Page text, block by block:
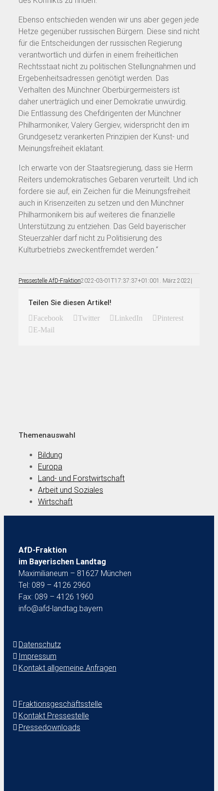
Ebenso entschieden wenden wir uns aber gegen jede
Hetze gegenüber russischen Bürgern. Diese sind nicht
für die Entscheidungen der russischen Regierung
verantwortlich und dürfen in einem freiheitlichen
Rechtsstaat nicht zu politischen Stellungnahmen und
Ergebenheitsadressen genötigt werden. Das
Verhalten des Münchner Oberbürgermeisters ist
daher unerträglich und einer Demokratie unwürdig.
Die Entlassung des Chefdirigenten der Münchner
Philharmoniker, Valery Gergiev, widerspricht den im
Grundgesetz verankerten Prinzipien der Kunst- und
Meinungsfreiheit eklatant.
Ich erwarte von der Staatsregierung, dass sie Herrn
Reiters undemokratisches Gebaren verurteilt. Und ich
fordere sie auf, ein Zeichen für die Meinungsfreiheit
auch in Krisenzeiten zu setzen und den Münchner
Philharmonikern bis auf weiteres die finanzielle
Unterstützung zu entziehen. Das Geld bayerischer
Steuerzahler darf nicht zu Politisierung des
Kulturbetriebs zweckentfremdet werden.“
Pressestelle AfD-Fraktion2022-03-01T17:37:37+01:001. März 2022 |
Teilen Sie diesen Artikel!
Facebook Twitter LinkedIn
Pinterest
E-Mail
Themenauswahl
Bildung
Europa
Land- und Forstwirtschaft
Arbeit und Soziales
Wirtschaft
AfD-Fraktion
im Bayerischen Landtag
Maximilianeum – 81627 München
Tel: 089 – 4126 2960
Fax: 089 – 4126 1960
info@afd-landtag.bayern
Datenschutz
Impressum
Kontakt allgemeine Anfragen
Fraktionsgeschäftsstelle
Kontakt Pressestelle
Pressedownloads